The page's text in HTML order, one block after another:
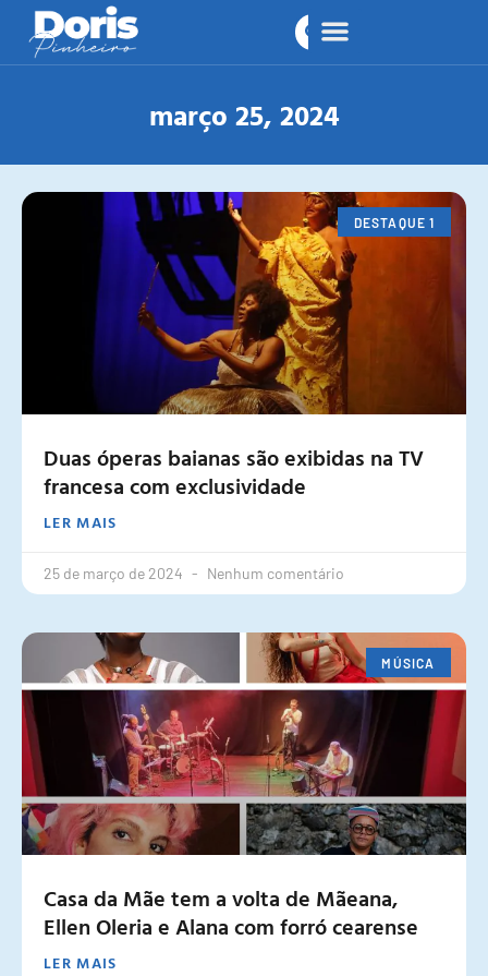
março 25, 2024
DESTAQUE 1
Duas óperas baianas são exibidas na TV
francesa com exclusividade
LER MAIS
25 de março de 2024 Nenhum comentário
MÚSICA
Casa da Mãe tem a volta de Mãeana,
Ellen Oleria e Alana com forró cearense
LER MAIS